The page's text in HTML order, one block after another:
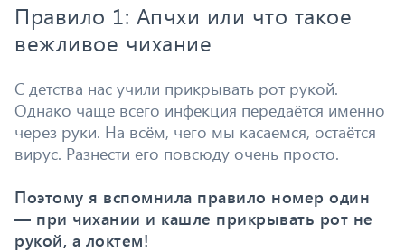
Правило 1: Апчхи или что такое
вежливое чихание
С детства нас учили прикрывать рот рукой.
Однако чаще всего инфекция передаётся именно
через руки. На всём, чего мы касаемся, остаётся
вирус. Разнести его повсюду очень просто.
Поэтому я вспомнила правило номер один
— при чихании и кашле прикрывать рот не
рукой, а локтем!